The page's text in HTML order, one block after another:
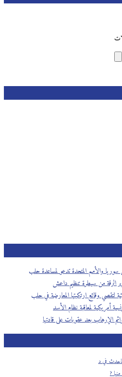
والأمم المتحدة تدعو لمساعدة حلب
الرقة من سيطرة تنظيم داعش
وقائع ارتكبتها المعارضة في حلب
أمريكية لمعاقبة نظام الأسد
الإرهاب بعد عقوبات على قادتها
في د
?